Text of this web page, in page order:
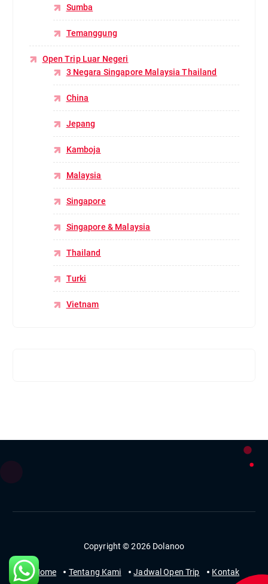
Sumba
Temanggung
Open Trip Luar Negeri
3 Negara Singapore Malaysia Thailand
China
Jepang
Kamboja
Malaysia
Singapore
Singapore & Malaysia
Thailand
Turki
Vietnam
Copyright © 2026 Dolanoo
Home Tentang Kami Jadwal Open Trip Kontak